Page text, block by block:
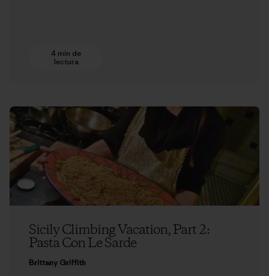
4 min de
lectura
Sicily Climbing Vacation, Part 2:
Pasta Con Le Sarde
Brittany Griffith